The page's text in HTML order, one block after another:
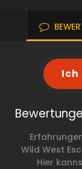
Ich
Wild West
Hier